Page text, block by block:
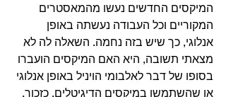
המיקסים החדשים נעשו מהמאסטרים
המקוריים וכל העבודה נעשתה באופן
אנלוגי, כך שיש בזה נחמה. השאלה לה לא
מצאתי תשובה, היא האם המיקסים הועברו
בסופו של דבר לאלבומי הויניל באופן אנלוגי
או שהשתמשו במיקסים הדיגיטלים. כזכור,